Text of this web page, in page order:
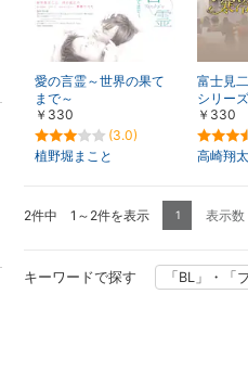
愛の言霊～世界の果て
まで～
￥330
(3.0)
植野堀まこと
富士見
シリー
ダクター
￥330
高崎翔太
2件中 1～2件を表示 1 表示数
キーワードで探す 「BL」・「